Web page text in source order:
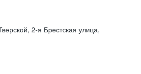
2-я Брестская улица,